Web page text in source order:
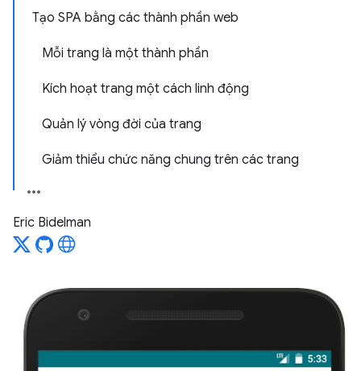
Tạo SPA bằng các thành phần web
Mỗi trang là một thành phần
Kích hoạt trang một cách linh động
Quản lý vòng đời của trang
Giảm thiểu chức năng chung trên các trang
Eric Bidelman